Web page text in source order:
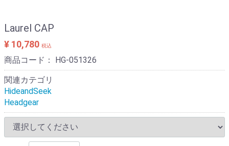
Laurel CAP
¥ 10,780 税込
商品コード： HG-051326
関連カテゴリ
HideandSeek
Headgear